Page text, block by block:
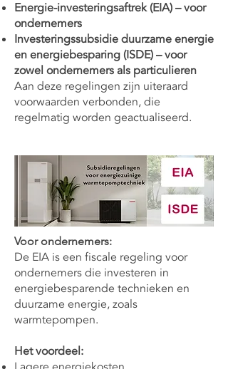
Energie-investeringsaftrek (EIA) – voor
ondernemers
Investeringssubsidie duurzame energie
en energiebesparing (ISDE) – voor
zowel ondernemers als particulieren
Aan deze regelingen zijn uiteraard
voorwaarden verbonden, die
regelmatig worden geactualiseerd.
Voor ondernemers:
De EIA is een fiscale regeling voor
ondernemers die investeren in
energiebesparende technieken en
duurzame energie, zoals
warmtepompen.
Het voordeel: